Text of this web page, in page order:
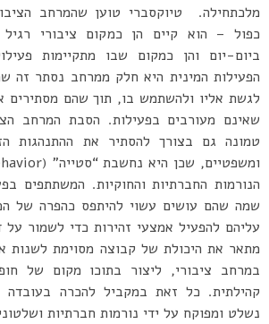
מלכתחילה. טיוקסברי טוען שהמרחב
כפול – הוא קיים הן כמקום ציבורי
ביום-יום והן כמקום שבו מתקיימות
הפעילות המינית היא חלק ממרחב נסתר זה
לגשת אליו ולהשתמש בו, תוך שהם מסתירים
שאינם מעורבים בפעילות. הסבת המרחב
טמונה גם בצורך להסתיר את ההתנהגות
הנורמות החברתיות והחוקיות. המשתתפים
שמה שהם עושים עשוי להיתפס כהפרה של
עליהם להפעיל אמצעי זהירות כדי לשמור על
מתאר את היכולת של קבוצה מסוימת לשנות
במרחב ציבורי, ליצור בתוכו מקום של
קהילתית. כל זאת במקביל להכרה בעובדה
נשלט ומפוקח על ידי נורמות חברתיות